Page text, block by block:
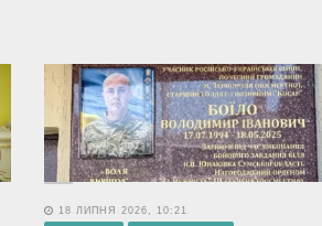
18 ЛИПНЯ 2026, 10:21